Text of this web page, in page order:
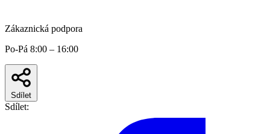
Zákaznická podpora
Po-Pá 8:00 – 16:00
Sdílet
Sdílet: